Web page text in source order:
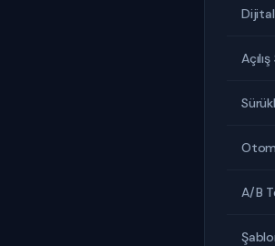
Dijital
A/B